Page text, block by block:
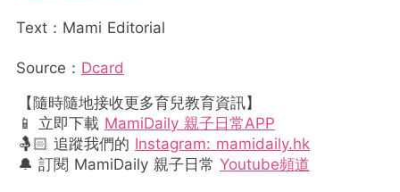
Text：Mami Editorial
Source： Dcard
【隨時隨地接收更多育兒教育資訊】
📱 立即下載 MamiDaily 親子日常APP
🤱🏻 追蹤我們的 Instagram: mamidaily.hk
🔔 訂閱 MamiDaily 親子日常 Youtube頻道